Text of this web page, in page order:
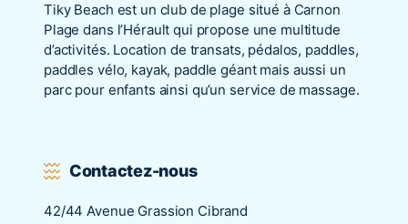
Tiky Beach est un club de plage situé à Carnon
Plage dans l’Hérault qui propose une multitude
d’activités. Location de transats, pédalos, paddles,
paddles vélo, kayak, paddle géant mais aussi un
parc pour enfants ainsi qu’un service de massage.
Contactez-nous
42/44 Avenue Grassion Cibrand